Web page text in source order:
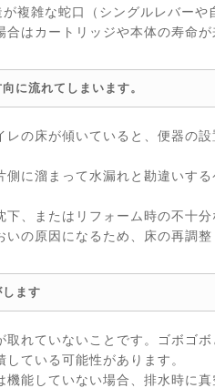
複雑な蛇口（シングルレバー
はカートリッジや本体の寿命が
に流れてしまいます。
の床が傾いていると、便器の
に溜まって水漏れと勘違いす
、またはリフォーム時の不十
の原因になるため、床の再調
ます
れていないことです。ゴボゴ
ている可能性があります。
能していない場合、排水時に